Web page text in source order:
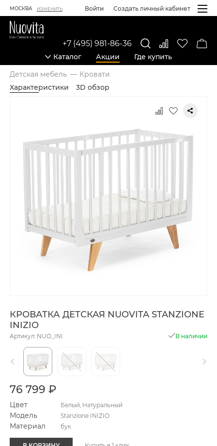
МОСКВА ИЗМЕНИТЬ Войти Создать личный кабинет
Каталог Акции Где купить
+7 (495) 981-86-36
Детская мебель
Кровати
Характеристики
3D обзор
КРОВАТКА ДЕТСКАЯ NUOVITA STANZIONE
INIZIO
Артикул: NUO_INI В наличии
76 799 ₽
Цвет Белый, Натуральный
Модель Stanzione INIZIO
Материал бук